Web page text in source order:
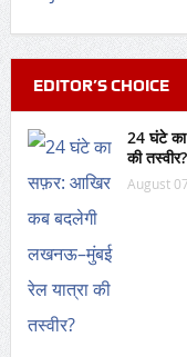
EDITOR’S CHOICE
24 घंटे
की तस्वीर?
August